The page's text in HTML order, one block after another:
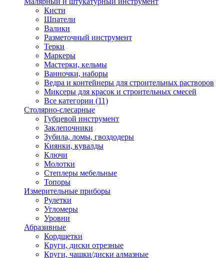
Кисти
Шпатели
Валики
Разметочный инструмент
Терки
Маркеры
Мастерки, кельмы
Ванночки, наборы
Ведра и контейнеры для строительных растворов
Миксеры для красок и строительных смесей
Все категории (11)
Столярно-слесарные
Губцевой инструмент
Заклепочники
Зубила, ломы, гвоздодеры
Киянки, кувалды
Ключи
Молотки
Степлеры мебельные
Топоры
Измерительные приборы
Рулетки
Угломеры
Уровни
Абразивные
Кордщетки
Круги, диски отрезные
Круги, чашки/диски алмазные